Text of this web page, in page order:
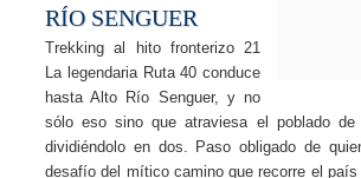
RÍO SENGUER
Trekking al hito fronterizo 21
La legendaria Ruta 40 conduce
hasta Alto Río Senguer, y no
sólo eso sino que atraviesa el poblado de
dividiéndolo en dos. Paso obligado de
desafío del mítico camino que recorre el